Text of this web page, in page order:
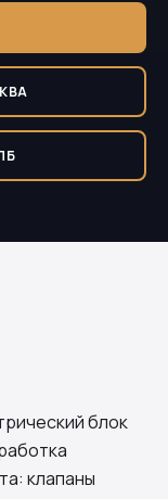
блок
клапаны